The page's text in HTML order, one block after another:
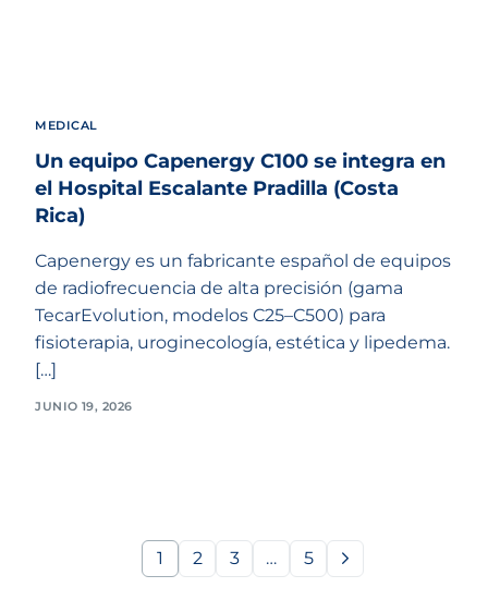
MEDICAL
Un equipo Capenergy C100 se integra en
el Hospital Escalante Pradilla (Costa
Rica)
Capenergy es un fabricante español de equipos
de radiofrecuencia de alta precisión (gama
TecarEvolution, modelos C25–C500) para
fisioterapia, uroginecología, estética y lipedema.
[…]
JUNIO 19, 2026
1 2 3 … 5